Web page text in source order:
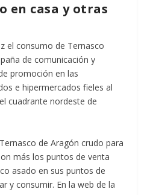
en casa y otras
el consumo de Ternasco
de comunicación y
promoción en las
e hipermercados fieles al
cuadrante nordeste de
de Aragón crudo para
más los puntos de venta
asado en sus puntos de
y consumir. En la web de la